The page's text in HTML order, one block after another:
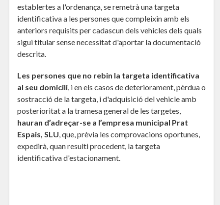
establertes a l'ordenança, se remetrà una targeta
identificativa a les persones que compleixin amb els
anteriors requisits per cadascun dels vehicles dels quals
sigui titular sense necessitat d'aportar la documentació
descrita.
Les persones que no rebin la targeta identificativa
al seu domicili , i en els casos de deteriorament, pèrdua o
sostracció de la targeta, i d'adquisició del vehicle amb
posterioritat a la tramesa general de les targetes,
hauran d’adreçar-se a l’empresa municipal Prat
Espais, SLU , que, prèvia les comprovacions oportunes,
expedirà, quan resulti procedent, la targeta
identificativa d'estacionament.